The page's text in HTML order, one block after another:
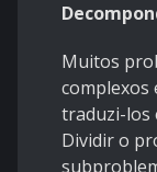
Muitos
complexos
traduzi-los
Dividir o